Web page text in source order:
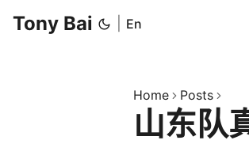
Tony Bai En
Home Posts
山东队